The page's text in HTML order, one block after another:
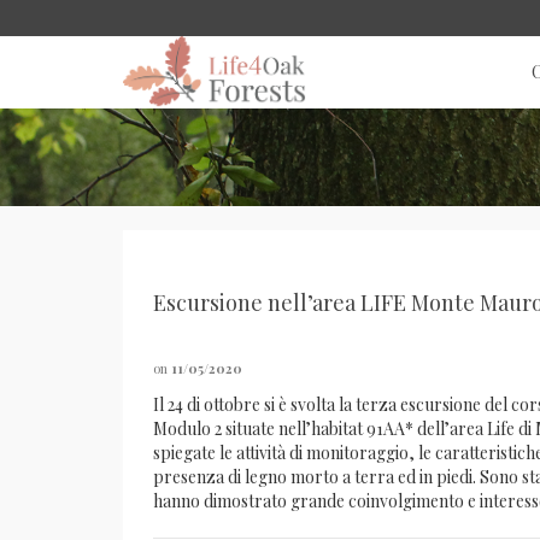
Escursione nell’area LIFE Monte
on 11/05/2020
Il 24 di ottobre si è svolta la terza escursione del
Modulo 2 situate nell’habitat 91AA* dell’area Life
spiegate le attività di monitoraggio, le
presenza di legno morto a terra ed in piedi. Sono
hanno dimostrato grande coinvolgimento e